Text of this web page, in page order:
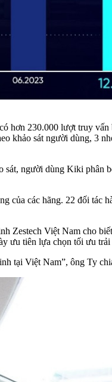
hơn 230.000 lượt truy
khảo sát người dùng, 3
người dùng Kiki phân
của các hãng. 22 đối tác
Zestech Việt Nam cho
ưu tiên lựa chọn tối ưu
tại Việt Nam”, ông Ty